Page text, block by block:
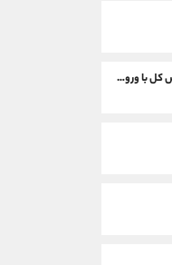
بورس 9 تیر 1405؛ رشد 68 هزار واحدی شاخص کل با ورود 3 همت پول حقیقی